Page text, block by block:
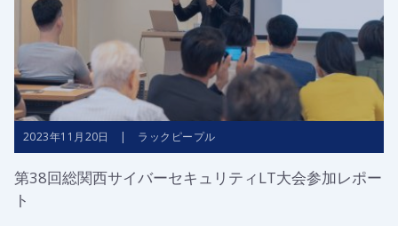
2023年11月20日 | ラックピープル
第38回総関西サイバーセキュリティLT大会参加レポー
ト